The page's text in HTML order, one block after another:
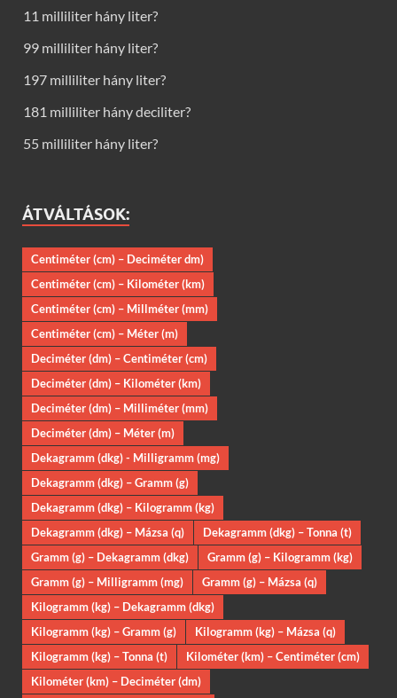
11 milliliter hány liter?
99 milliliter hány liter?
197 milliliter hány liter?
181 milliliter hány deciliter?
55 milliliter hány liter?
ÁTVÁLTÁSOK:
Centiméter (cm) – Deciméter dm)
Centiméter (cm) – Kilométer (km)
Centiméter (cm) – Millméter (mm)
Centiméter (cm) – Méter (m)
Deciméter (dm) – Centiméter (cm)
Deciméter (dm) – Kilométer (km)
Deciméter (dm) – Milliméter (mm)
Deciméter (dm) – Méter (m)
Dekagramm (dkg) - Milligramm (mg)
Dekagramm (dkg) – Gramm (g)
Dekagramm (dkg) – Kilogramm (kg)
Dekagramm (dkg) – Mázsa (q)
Dekagramm (dkg) – Tonna (t)
Gramm (g) – Dekagramm (dkg)
Gramm (g) – Kilogramm (kg)
Gramm (g) – Milligramm (mg)
Gramm (g) – Mázsa (q)
Kilogramm (kg) – Dekagramm (dkg)
Kilogramm (kg) – Gramm (g)
Kilogramm (kg) – Mázsa (q)
Kilogramm (kg) – Tonna (t)
Kilométer (km) – Centiméter (cm)
Kilométer (km) – Deciméter (dm)